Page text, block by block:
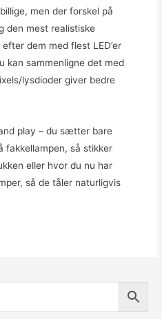
men der forskel på
den mest realistiske
dem med flest LED’er
kan sammenligne det med
lysdioder giver bedre
play – du sætter bare
fakkellampen, så stikker
eller hvor du nu har
så de tåler naturligvis